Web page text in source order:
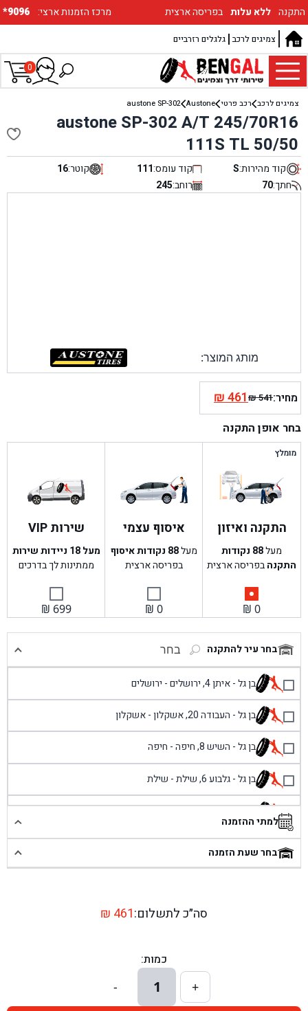
*9096 :מרכז הזמנות ארצי התקנה ללא עלות בפריסה ארצית
גלגלים רזרביים צמיגים לרכב
0
צמיגים לרכב רכב פרטי Austone
austone SP-302
austone SP-302 A/T 245/70R16
111S TL 50/50
קוד מהירות:S קוד עומס:111 קוטר:16
חתך:70 רוחב:245
מותג המוצר:
מחיר: ₪541
המחיר
המקורי
היה:
₪461המחיר
הנוכחי
הוא:
בחר אופן התקנה
מומלץ
התקנה ואיזון
מעל88 נקודות
התקנהבפריסה ארצית
₪ 0
איסוף עצמי
מעל88 נקודות איסוף
בפריסה ארצית
₪ 0
שירות VIP
מעל 18 ניידות שירות
ממתינות לך בדרכים
₪ 699
בחר עיר להתקנה בחר
בן גל - איתן 4, ירושלים - ירושלים
בן גל - העבודה 20, אשקלון - אשקלון
בן גל - השיש 8, חיפה - חיפה
בן גל - גלבוע 6, שילת - שילת
בן גל - פוריידיס, כניסה צפונית מול כביש 4 - פרדיס
בן גל - שכונת אזור תעשייה זעירה, עיילבון - עיילבון
בן גל - דרך השבעה 20, אזור - אזור
בן גל - הרצל 6, גדרה - גדרה
בן גל - שדרות דוד בן גוריון 8, באר שבע - באר שבע
למתי ההזמנה
בחר שעת הזמנה
סה״כ לתשלום: ₪ 461
כמות:
+
1
-